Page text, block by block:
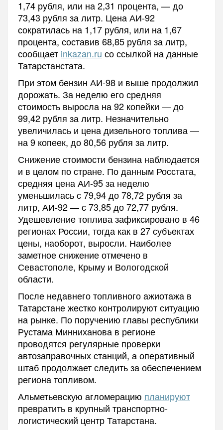
1,74 рубля, или на 2,31 процента, — до
73,43 рубля за литр. Цена АИ-92
сократилась на 1,17 рубля, или на 1,67
процента, составив 68,85 рубля за литр,
сообщает inkazan.ru со ссылкой на данные
Татарстанстата.
При этом бензин АИ-98 и выше продолжил
дорожать. За неделю его средняя
стоимость выросла на 92 копейки — до
99,42 рубля за литр. Незначительно
увеличилась и цена дизельного топлива —
на 9 копеек, до 80,56 рубля за литр.
Снижение стоимости бензина наблюдается
и в целом по стране. По данным Росстата,
средняя цена АИ-95 за неделю
уменьшилась с 79,94 до 78,72 рубля за
литр, АИ-92 — с 73,85 до 72,77 рубля.
Удешевление топлива зафиксировано в 46
регионах России, тогда как в 27 субъектах
цены, наоборот, выросли. Наиболее
заметное снижение отмечено в
Севастополе, Крыму и Вологодской
области.
После недавнего топливного ажиотажа в
Татарстане жестко контролируют ситуацию
на рынке. По поручению главы республики
Рустама Минниханова в регионе
проводятся регулярные проверки
автозаправочных станций, а оперативный
штаб продолжает следить за обеспечением
региона топливом.
Альметьевскую агломерацию планируют
превратить в крупный транспортно-
логистический центр Татарстана.